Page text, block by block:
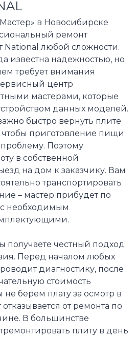
в Новосибирске
ремонт
National любой сложности.
известна надежностью, но
требует внимания
центр
мастерами, которые
данных моделей.
быстро вернуть плите
чтобы приготовление пищи
Поэтому
в собственной
на дом к заказчику. Вам
транспортировать
– мастер прибудет по
необходимым
получаете честный подход
Перед началом любых
диагностику, после
стоимость
берем плату за осмотр в
от ремонта по
В большинстве
плиту в день